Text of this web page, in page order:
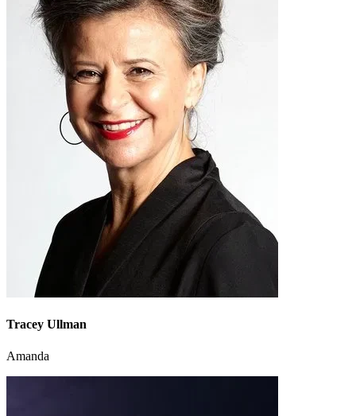
Tracey Ullman
Amanda